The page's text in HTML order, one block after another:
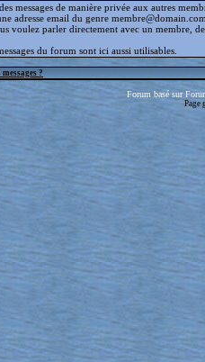
messages de manière privée aux autres
adresse email du genre
voulez parler directement avec un membre,
du forum sont ici aussi utilisables.
?
Forum basé sur
Page